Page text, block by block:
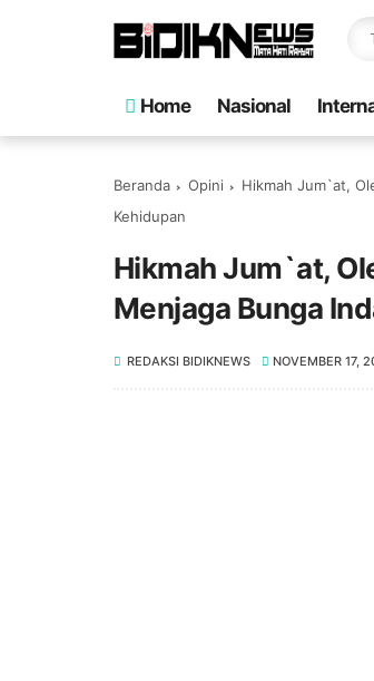
Home Nasional
Beranda Opini
Hikmah Jum`at,
Kehidupan
Hikmah Jum`at,
Menjaga Bunga
REDAKSI BIDIKNEWS NOVEMBER 17,